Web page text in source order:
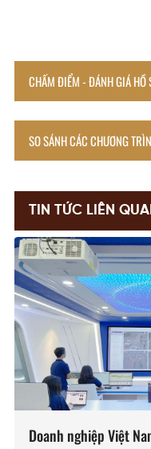
CHẤM ĐIỂM - ĐÁNH GIÁ HỒ
SO SÁNH CÁC CHƯƠNG
TIN TỨC LIÊN
Doanh nghiệp Việt